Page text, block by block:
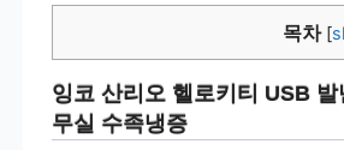
목차 [
잉코 산리오 헬로키티 USB
무실 수족냉증